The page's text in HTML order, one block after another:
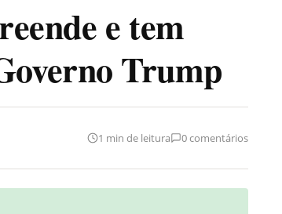
e tem
Trump
1 min de leitura 0 comentários